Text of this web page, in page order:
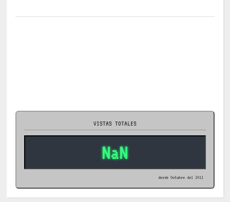
VISTAS TOTALES
NaN
desde Octubre del 2011